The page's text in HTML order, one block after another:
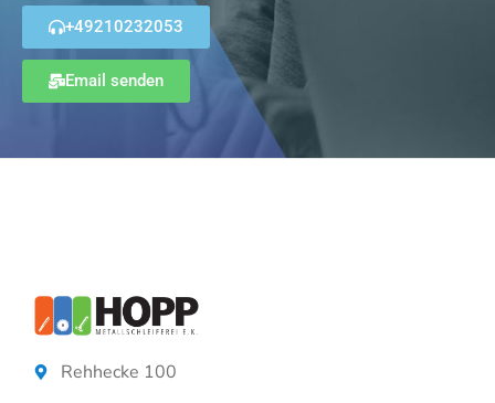
+49210232053
Email senden
Rehhecke 100